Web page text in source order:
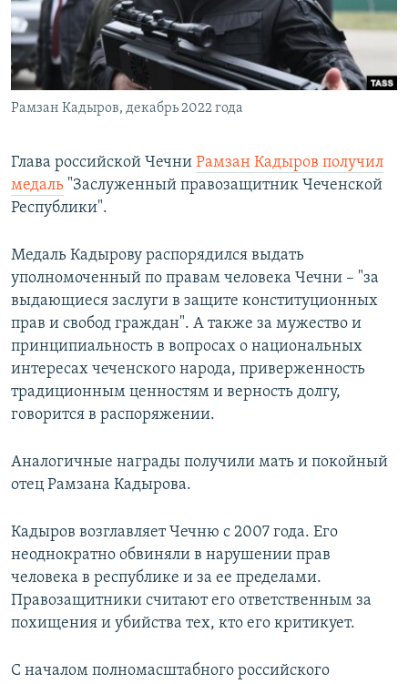
ПОБЕДИТЕЛЕЙ НЕ СУДЯТ?
КРЫМ.НЕПОКОРЕННЫЙ
ELIFBE
УКРАИНСКАЯ ПРОБЛЕМА КРЫМА
ПРИСОЕДИНЯЙТЕСЬ!
Рамзан Кадыров, декабрь 2022 года
Глава российской Чечни Рамзан Кадыров получил
медаль "Заслуженный правозащитник Чеченской
Республики".
Медаль Кадырову распорядился выдать
уполномоченный по правам человека Чечни – "за
выдающиеся заслуги в защите конституционных
прав и свобод граждан". А также за мужество и
принципиальность в вопросах о национальных
интересах чеченского народа, приверженность
традиционным ценностям и верность долгу,
говорится в распоряжении.
Аналогичные награды получили мать и покойный
отец Рамзана Кадырова.
Кадыров возглавляет Чечню с 2007 года. Его
неоднократно обвиняли в нарушении прав
человека в республике и за ее пределами.
Правозащитники считают его ответственным за
похищения и убийства тех, кто его критикует.
С началом полномасштабного российского